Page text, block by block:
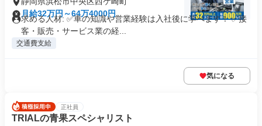
月給32万円～64万4000円
求める人材: ✅車の知識や営業経験は入社後に学べます！ ✅接
客・販売・サービス業の経...
交通費支給
気になる
正社員
TRIALの青果スペシャリスト